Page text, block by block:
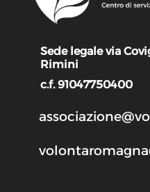
Sede legale via
Rimini
c.f. 91047750400